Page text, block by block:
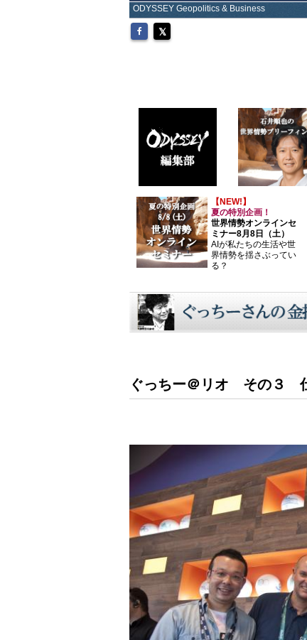
ODYSSEY Geopolitics & Business
【NEW!】
夏の特別企画！
世界情勢オンラインセ
ミナー8月8日（土）
AIが私たちの生活や世
界情勢を揺さぶってい
る？
ぐっちー＠リオ その３